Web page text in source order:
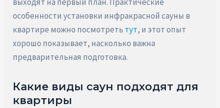
особенности установки инфракрасной сауны в
квартире можно посмотреть тут, и этот опыт
хорошо показывает, насколько важна
предварительная подготовка.
Какие виды саун подходят для
квартиры